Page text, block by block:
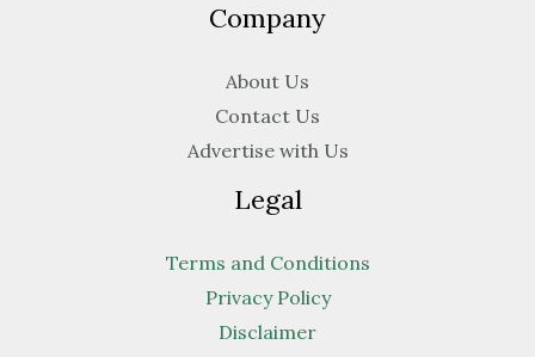
Company
About Us
Contact Us
Advertise with Us
Legal
Terms and Conditions
Privacy Policy
Disclaimer